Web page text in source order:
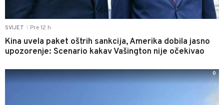
SVIJET Pre 12 h
Kina uvela paket oštrih sankcija, Amerika dobila jasno
upozorenje: Scenario kakav Vašington nije očekivao
0